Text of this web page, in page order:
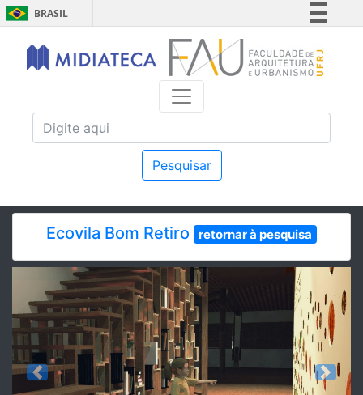
BRASIL
Simplifique!
Comunica BR
Acesso à informação
Pesquisar
Ecovila Bom Retiro retornar à pesquisa
Previous Next